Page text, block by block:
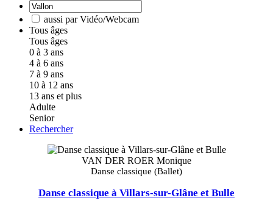
aussi par Vidéo/Webcam
Tous âges
Tous âges
0 à 3 ans
4 à 6 ans
7 à 9 ans
10 à 12 ans
13 ans et plus
Adulte
Senior
Rechercher
VAN DER ROER Monique
Danse classique (Ballet)
Danse classique à Villars-sur-Glâne et Bulle